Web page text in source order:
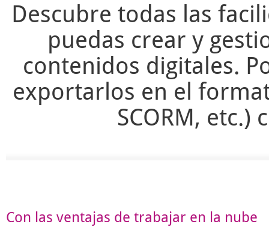
Descubre todas las
puedas crear y
contenidos digitales.
exportarlos en el
SCORM, etc.)
Con las ventajas de trabajar en la nube